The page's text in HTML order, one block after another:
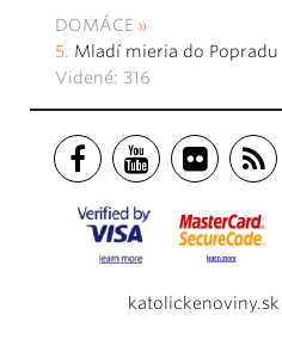
DOMÁCE
Mladí mieria do Popradu
Videné: 316